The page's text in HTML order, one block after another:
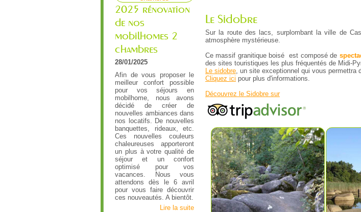
Le Sidobre
Sur la route des lacs, surplombant la ville de
atmosphère mystérieuse.
Ce massif granitique boisé est composé de
des sites touristiques les plus fréquentés de Midi-
Le sidobre , un site exceptionnel qui vous
Cliquez ici pour plus d'informations.
Découvrez le Sidobre sur
2025 rénovation
de nos
mobilhomes 2
chambres
28/01/2025
Afin de vous proposer le
meilleur confort possible
pour vos séjours en
mobilhome, nous avons
décidé de créer de
nouvelles ambiances dans
nos locatifs. De nouvelles
banquettes, rideaux, etc.
Ces nouvelles couleurs
chaleureuses apporteront
un plus à votre qualité de
séjour et un confort
optimisé pour vos
vacances. Nous vous
attendons dès le 6 avril
pour vous faire découvrir
ces nouveautés. A bientôt.
Lire la suite